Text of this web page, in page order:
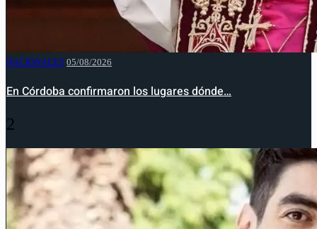
NACIONALES 05/08/2026
En Córdoba confirmaron los lugares dónde…
2